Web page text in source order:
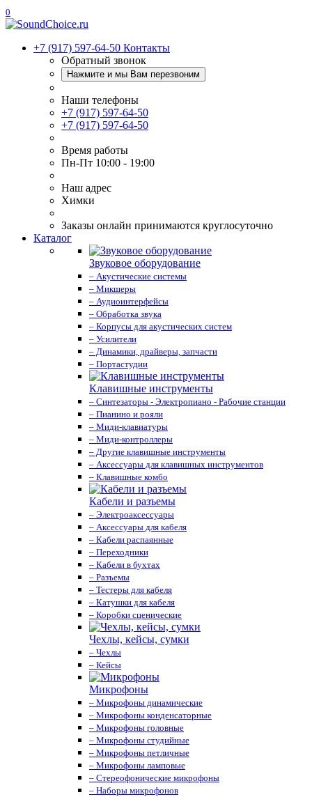
0
+7 (917) 597-64-50 Контакты
Обратный звонок
Нажмите и мы Вам перезвоним
Наши телефоны
+7 (917) 597-64-50
+7 (917) 597-64-50
Время работы
Пн-Пт 10:00 - 19:00
Наш адрес
Химки
Заказы онлайн принимаются круглосуточно
Каталог
Звуковое оборудование
– Акустические системы
– Микшеры
– Аудиоинтерфейсы
– Обработка звука
– Корпусы для акустических систем
– Усилители
– Динамики, драйверы, запчасти
– Портастудии
Клавишные инструменты
– Синтезаторы - Электропиано - Рабочие станции
– Пианино и рояли
– Миди-клавиатуры
– Миди-контроллеры
– Другие клавишные инструменты
– Аксессуары для клавишных инструментов
– Клавишные комбо
Кабели и разъемы
– Электроаксессуары
– Аксессуары для кабеля
– Кабели распаянные
– Переходники
– Кабели в бухтах
– Разъемы
– Тестеры для кабеля
– Катушки для кабеля
– Коробки сценические
Чехлы, кейсы, сумки
– Чехлы
– Кейсы
Микрофоны
– Микрофоны динамические
– Микрофоны конденсаторные
– Микрофоны головные
– Микрофоны студийные
– Микрофоны петличные
– Микрофоны ламповые
– Стереофонические микрофоны
– Наборы микрофонов